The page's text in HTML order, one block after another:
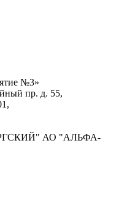
№3»
пр. д. 55,
АО "АЛЬФА-